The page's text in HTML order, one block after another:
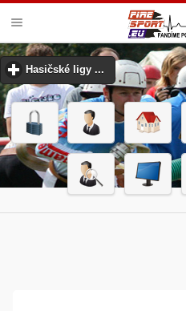
VELKÁ CENA MHJ PŘEROV
Hasičské ligy ... click to expand